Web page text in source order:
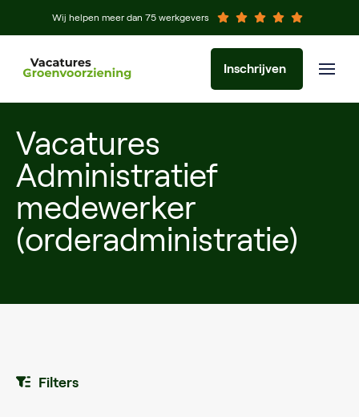
Wij helpen meer dan 75 werkgevers
Inschrijven
Vacatures
Administratief
medewerker
(orderadministratie)
Filters